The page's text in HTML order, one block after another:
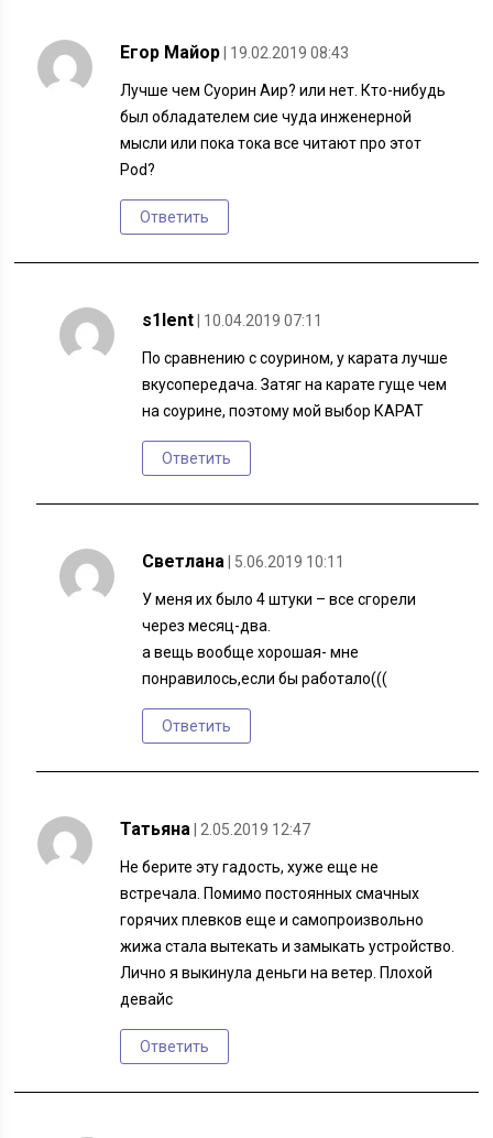
Eгор Майор | 19.02.2019 08:43
Лучше чем Суорин Аир? или нет. Кто-нибудь
был обладателем сие чуда инженерной
мысли или пока тока все читают про этот
Pod?
Ответить
s1lent | 10.04.2019 07:11
По сравнению с соурином, у карата лучше
вкусопередача. Затяг на карате гуще чем
на соурине, поэтому мой выбор КАРАТ
Ответить
Светлана | 5.06.2019 10:11
У меня их было 4 штуки – все сгорели
через месяц-два.
а вещь вообще хорошая- мне
понравилось,если бы работало(((
Ответить
Татьяна | 2.05.2019 12:47
Не берите эту гадость, хуже еще не
встречала. Помимо постоянных смачных
горячих плевков еще и самопроизвольно
жижа стала вытекать и замыкать устройство.
Лично я выкинула деньги на ветер. Плохой
девайс
Ответить